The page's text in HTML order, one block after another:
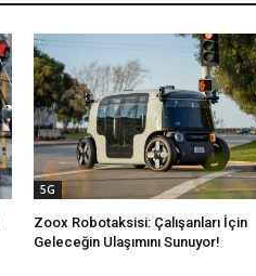
5G
Zoox Robotaksisi: Çalışanları İçin
Geleceğin Ulaşımını Sunuyor!